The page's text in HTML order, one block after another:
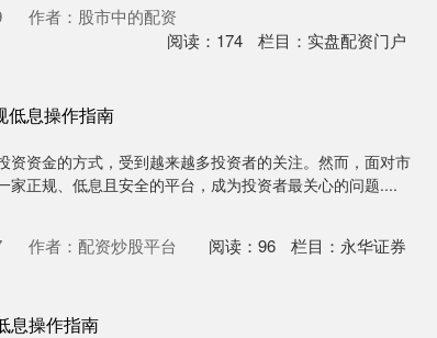
作者：股市中的配资
阅读： 174 栏目： 实盘配资门户
低息操作指南
资资金的方式，受到越来越多投资者的关注。然而，面对市
家正规、低息且安全的平台，成为投资者最关心的问题....
作者：配资炒股平台 阅读： 96 栏目： 永华证券
息操作指南